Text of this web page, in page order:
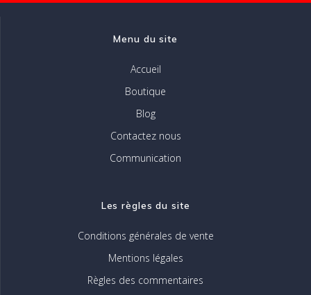
Menu du site
Accueil
Boutique
Blog
Contactez nous
Communication
Les règles du site
Conditions générales de vente
Mentions légales
Règles des commentaires